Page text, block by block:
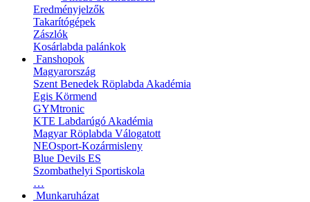
Eredményjelzők
Takarítógépek
Zászlók
Kosárlabda palánkok
Fanshopok
Magyarország
Szent Benedek Röplabda Akadémia
Egis Körmend
GYMtronic
KTE Labdarúgó Akadémia
Magyar Röplabda Válogatott
NEOsport-Kozármisleny
Blue Devils ES
Szombathelyi Sportiskola
…
Munkaruházat